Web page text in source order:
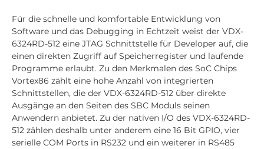
Für die schnelle und komfortable Entwicklung von
Software und das Debugging in Echtzeit weist der VDX-
6324RD-512 eine JTAG Schnittstelle für Developer auf, die
einen direkten Zugriff auf Speicherregister und laufende
Programme erlaubt. Zu den Merkmalen des SoC Chips
Vortex86 zählt eine hohe Anzahl von integrierten
Schnittstellen, die der VDX-6324RD-512 über direkte
Ausgänge an den Seiten des SBC Moduls seinen
Anwendern anbietet. Zu der nativen I/O des VDX-6324RD-
512 zählen deshalb unter anderem eine 16 Bit GPIO, vier
serielle COM Ports in RS232 und ein weiterer in RS485